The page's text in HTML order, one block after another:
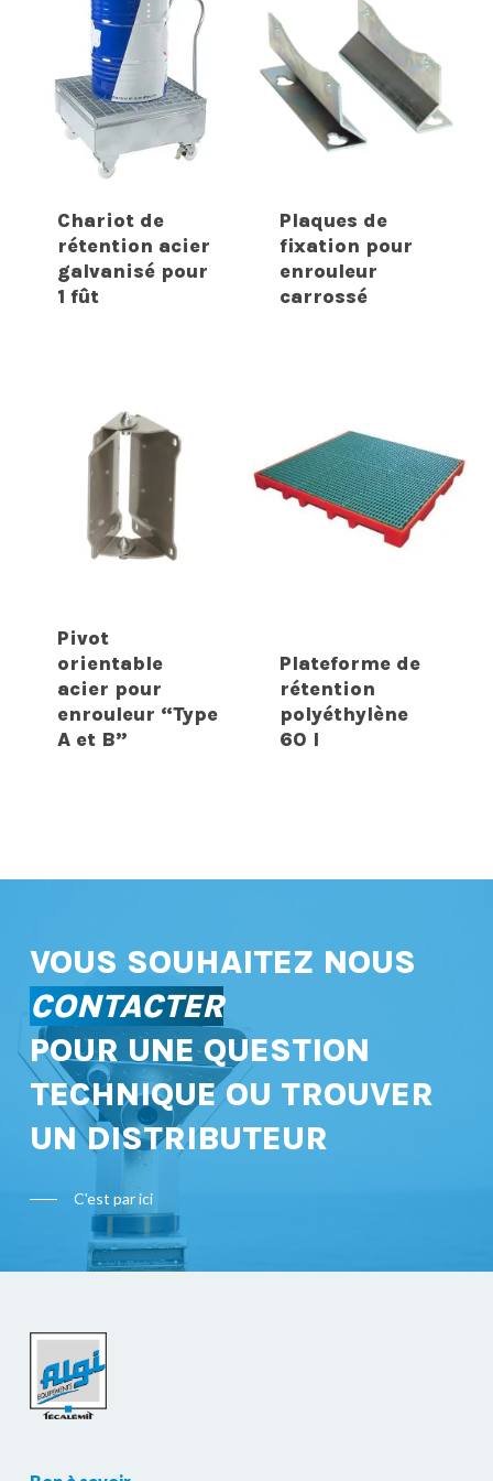
Chariot de
rétention acier
galvanisé pour
1 fût
Plaques de
fixation pour
enrouleur
carrossé
Pivot
orientable
acier pour
enrouleur “Type
A et B”
Plateforme de
rétention
polyéthylène
60 l
VOUS SOUHAITEZ NOUS
CONTACTER
POUR UNE QUESTION
TECHNIQUE OU TROUVER
UN DISTRIBUTEUR
C'est par ici